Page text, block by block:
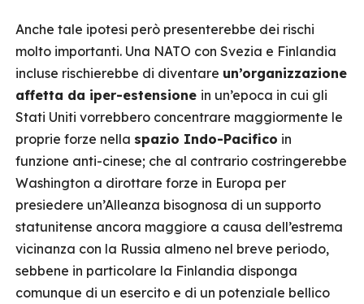
Anche tale ipotesi però presenterebbe dei rischi
molto importanti. Una NATO con Svezia e Finlandia
incluse rischierebbe di diventare un’organizzazione
affetta da iper-estensione in un’epoca in cui gli
Stati Uniti vorrebbero concentrare maggiormente le
proprie forze nella spazio Indo-Pacifico in
funzione anti-cinese; che al contrario costringerebbe
Washington a dirottare forze in Europa per
presiedere un’Alleanza bisognosa di un supporto
statunitense ancora maggiore a causa dell’estrema
vicinanza con la Russia almeno nel breve periodo,
sebbene in particolare la Finlandia disponga
comunque di un esercito e di un potenziale bellico